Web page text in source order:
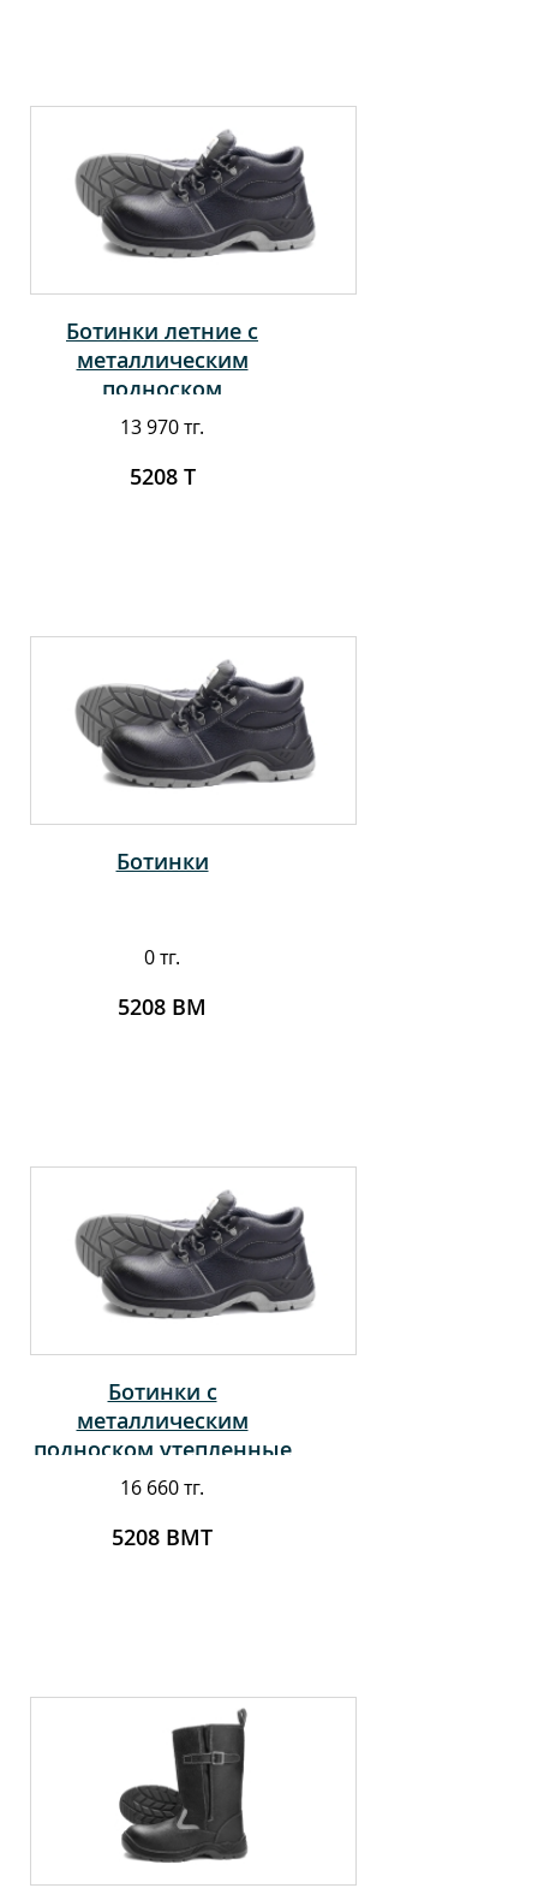
Ботинки летние с
металлическим
подноском
13 970 тг.
5208 Т
Ботинки
0 тг.
5208 ВМ
Ботинки с
металлическим
подноском утепленные
16 660 тг.
5208 ВМТ